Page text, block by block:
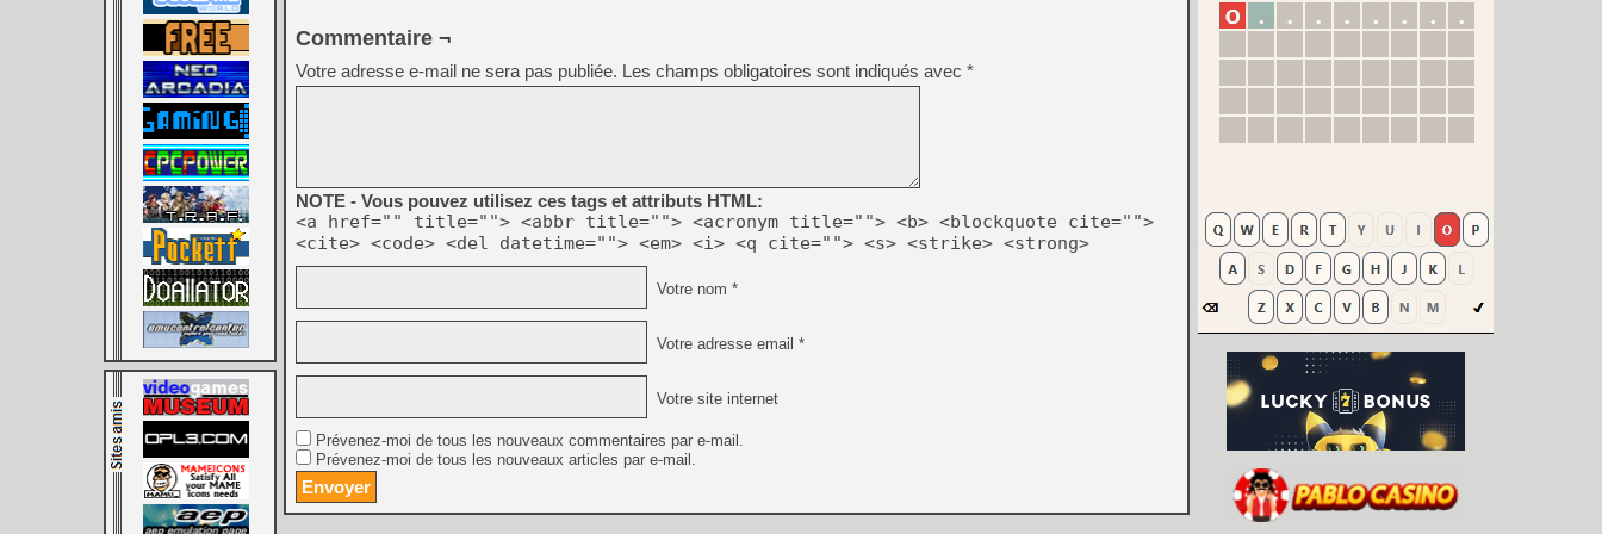
Commentaire ¬
Votre adresse e-mail ne sera pas publiée. Les champs obligatoires sont indiqués avec *
NOTE - Vous pouvez utilisez ces tags et attributs HTML:
<a href="" title=""> <abbr title=""> <acronym title=""> <b> <blockquote cite="">
<cite> <code> <del datetime=""> <em> <i> <q cite=""> <s> <strike> <strong>
Votre nom *
Votre adresse email *
Votre site internet
Prévenez-moi de tous les nouveaux commentaires par e-mail.
Prévenez-moi de tous les nouveaux articles par e-mail.